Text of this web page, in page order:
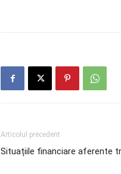
Articolul precedent
Situațiile financiare aferente